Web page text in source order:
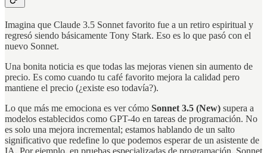
Imagina que Claude 3.5 Sonnet favorito fue a un retiro espiritual y
regresó siendo básicamente Tony Stark. Eso es lo que pasó con el
nuevo Sonnet.
Una bonita noticia es que todas las mejoras vienen sin aumento de
precio. Es como cuando tu café favorito mejora la calidad pero
mantiene el precio (¿existe eso todavía?).
Lo que más me emociona es ver cómo Sonnet 3.5 (New) supera a
modelos establecidos como GPT-4o en tareas de programación. No
es solo una mejora incremental; estamos hablando de un salto
significativo que redefine lo que podemos esperar de un asistente de